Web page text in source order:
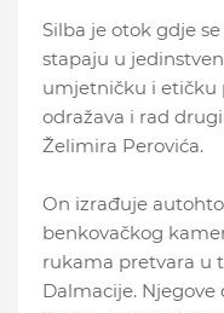
Silba je otok gdje
stapaju u
umjetničku i etičku
odražava i rad
Želimira Perovića.
On izrađuje
benkovačkog
rukama pretvara u
Dalmacije.